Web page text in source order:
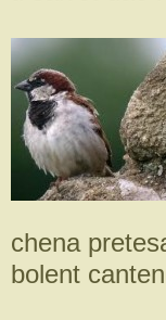
chena
bolent